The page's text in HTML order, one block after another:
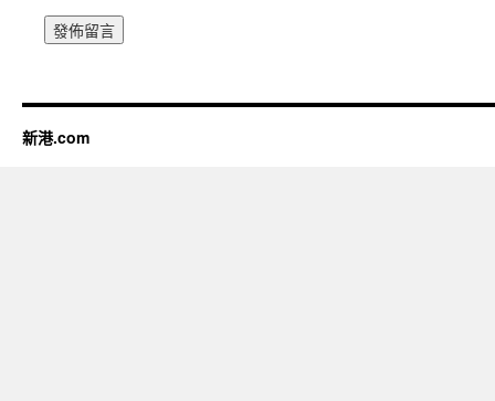
新港.com